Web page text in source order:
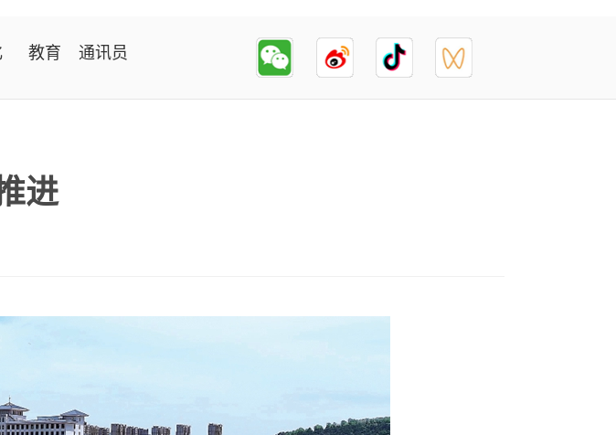
教育 通讯员
进